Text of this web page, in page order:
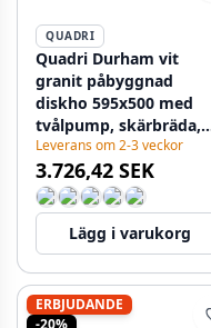
QUADRI
Quadri Durham vit
granit påbyggnad
diskho 595x500 med
tvålpump, skärbräda,
rullmatta, insatsbänk
och rullmatta
1208957903
Leverans om 2-3 veckor
3.726,42 SEK
Lägg i varukorg
ERBJUDANDE
-20%